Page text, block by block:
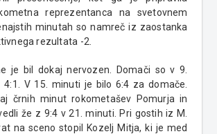
reprezentanca na svetovnem
minutah so namreč iz zaostanka
rezultata -2.
je bil dokaj nervozen. Domači so v 9.
V 15. minuti je bilo 6:4 za domače.
črnih minut rokometašev Pomurja in
že z 9:4 v 21. minuti. Pri gostih iz M.
na sceno stopil Kozelj Mitja, ki je med